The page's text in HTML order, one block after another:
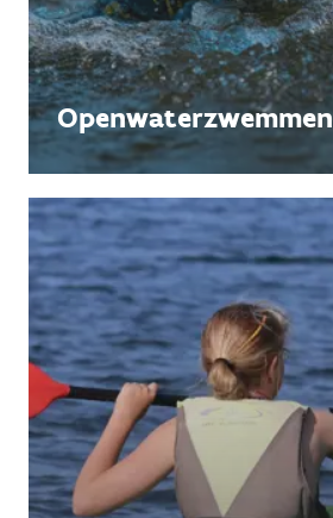
Openwaterzwemmen